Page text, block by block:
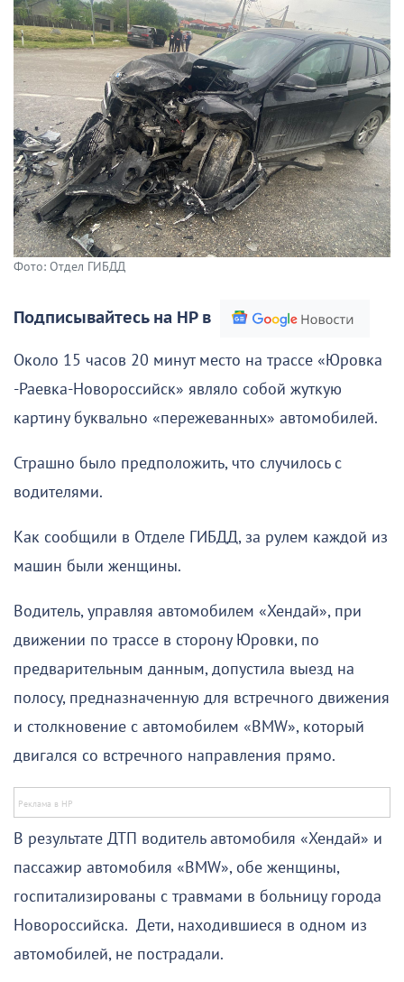
Фото: Отдел ГИБДД
Подписывайтесь на НР в
Около 15 часов 20 минут место на трассе «Юровка
-Раевка-Новороссийск» являло собой жуткую
картину буквально «пережеванных» автомобилей.
Страшно было предположить, что случилось с
водителями.
Как сообщили в Отделе ГИБДД, за рулем каждой из
машин были женщины.
Водитель, управляя автомобилем «Хендай», при
движении по трассе в сторону Юровки, по
предварительным данным, допустила выезд на
полосу, предназначенную для встречного движения
и столкновение с автомобилем «BMW», который
двигался со встречного направления прямо.
В результате ДТП водитель автомобиля «Хендай» и
пассажир автомобиля «BMW», обе женщины,
госпитализированы с травмами в больницу города
Новороссийска. Дети, находившиеся в одном из
автомобилей, не пострадали.